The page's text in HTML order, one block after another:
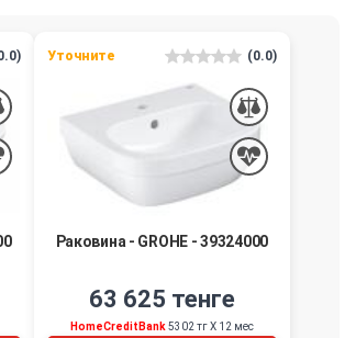
Уточните (0.0)
Раковина - GROHE - 39324000
63 625 тенге
HomeCreditBank5302 тг Х 12 мес